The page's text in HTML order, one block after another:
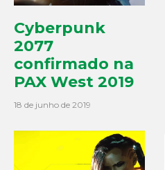
Cyberpunk
2077
confirmado na
PAX West 2019
18 de junho de 2019